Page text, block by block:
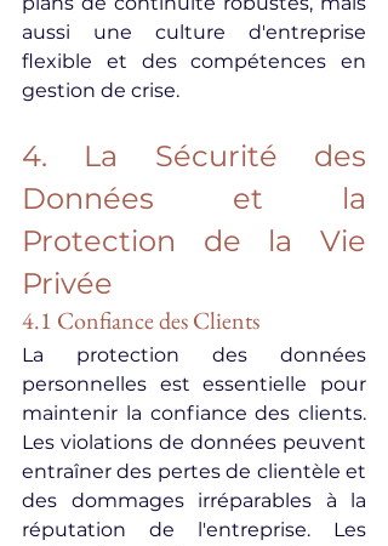
aussi une culture d'entreprise
flexible et des compétences en
gestion de crise.
4. La Sécurité des
Données et la
Protection de la Vie
Privée
4.1 Confiance des Clients
La protection des données
personnelles est essentielle pour
maintenir la confiance des clients.
Les violations de données peuvent
entraîner des pertes de clientèle et
des dommages irréparables à la
réputation de l'entreprise. Les